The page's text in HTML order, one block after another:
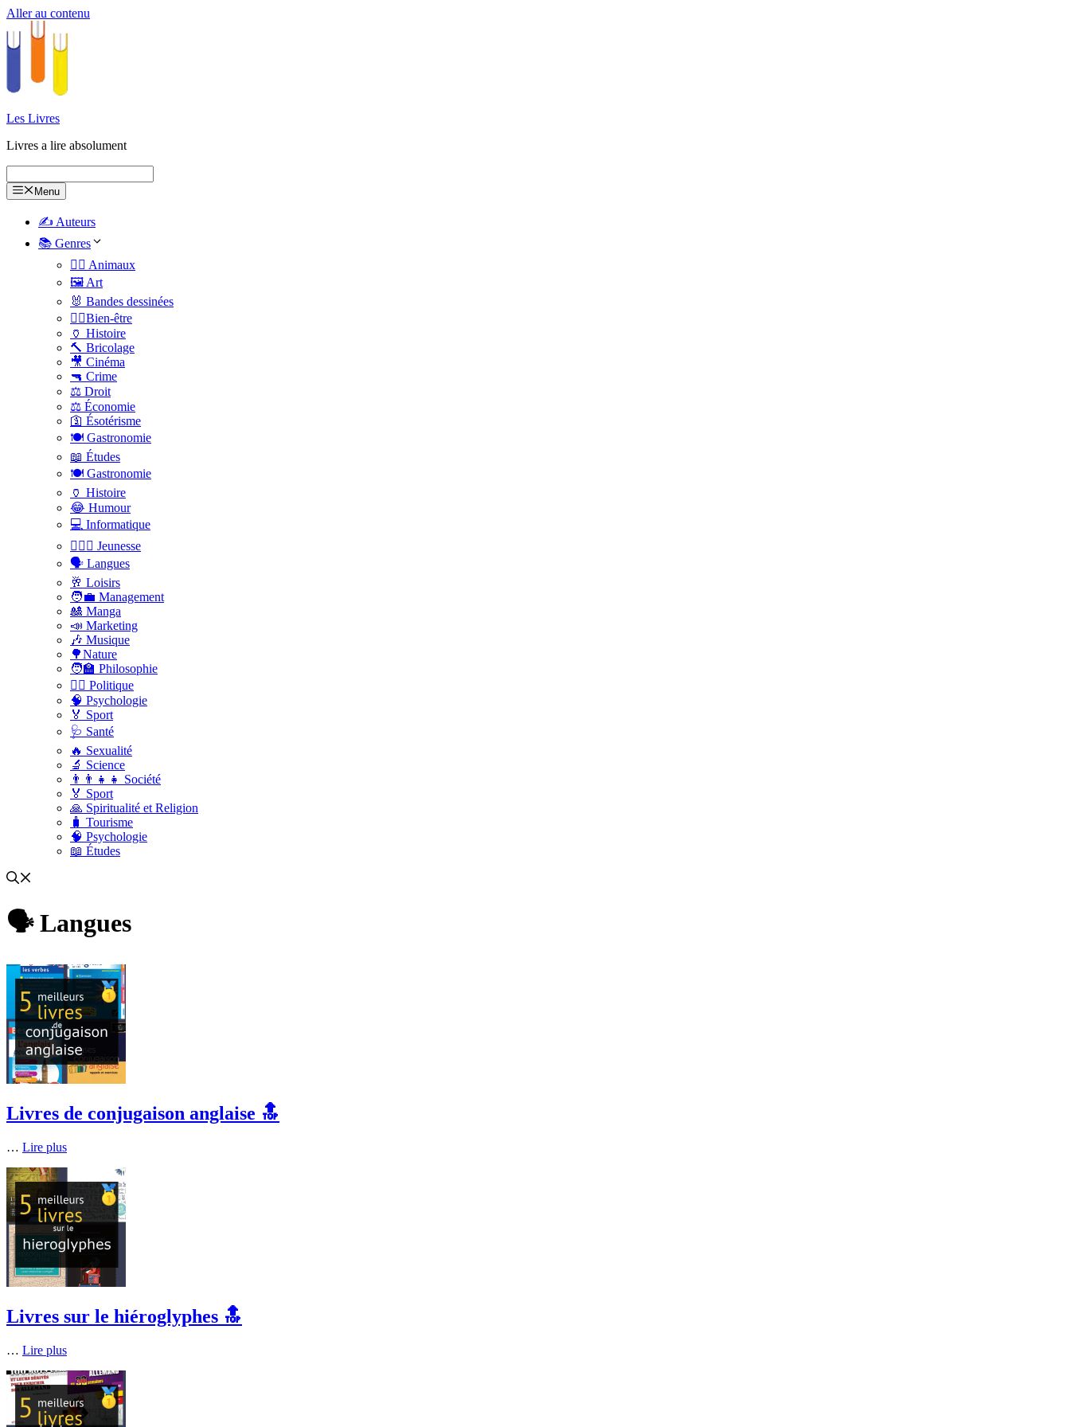
Aller au contenu
Les Livres
Livres a lire absolument
Menu
✍️ Auteurs
📚 Genres
🐕‍🦺 Animaux
🖼️ Art
🐰 Bandes dessinées
🧑‍⚕️Bien-être
🏺 Histoire
🔨 Bricolage
🎥 Cinéma
🔫 Crime
⚖️ Droit
⚖️ Économie
🛐 Ésotérisme
🍽️ Gastronomie
📖 Études
🍽️ Gastronomie
🏺 Histoire
😂 Humour
💻 Informatique
🤸🏽‍♀️ Jeunesse
🗣 Langues
🥂 Loisirs
🧑‍💼 Management
🎎 Manga
📣 Marketing
🎶 Musique
🌳Nature
🧑‍🏫 Philosophie
👨‍⚖️ Politique
🧠 Psychologie
🏅 Sport
🩺 Santé
🔥 Sexualité
🔬 Science
👨‍👨‍👧‍👧 Société
🏅 Sport
🙏 Spiritualité et Religion
🧳 Tourisme
🧠 Psychologie
📖 Études
🗣 Langues
Livres de conjugaison anglaise 🔝
… Lire plus
Livres sur le hiéroglyphes 🔝
… Lire plus